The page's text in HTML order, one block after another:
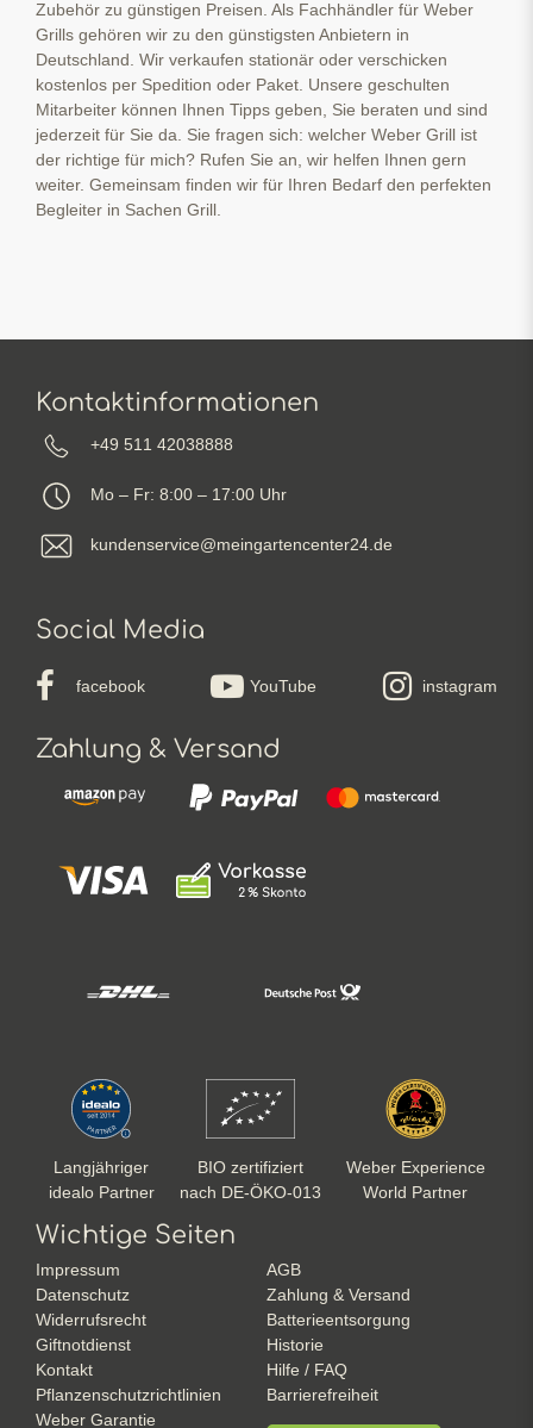
Zubehör zu günstigen Preisen. Als Fachhändler für Weber
Grills gehören wir zu den günstigsten Anbietern in
Deutschland. Wir verkaufen stationär oder verschicken
kostenlos per Spedition oder Paket. Unsere geschulten
Mitarbeiter können Ihnen Tipps geben, Sie beraten und sind
jederzeit für Sie da. Sie fragen sich: welcher Weber Grill ist
der richtige für mich? Rufen Sie an, wir helfen Ihnen gern
weiter. Gemeinsam finden wir für Ihren Bedarf den perfekten
Begleiter in Sachen Grill.
Kontaktinformationen
+49 511 42038888
Mo – Fr: 8:00 – 17:00 Uhr
kundenservice@meingartencenter24.de
Social Media
facebook YouTube instagram
Zahlung & Versand
Langjähriger
idealo Partner
BIO zertifiziert
nach DE-ÖKO-013
Weber Experience
World Partner
Wichtige Seiten
Impressum
AGB
Datenschutz
Zahlung & Versand
Widerrufsrecht
Batterieentsorgung
Giftnotdienst
Historie
Kontakt
Hilfe / FAQ
Pflanzenschutzrichtlinien
Barrierefreiheit
Weber Garantie